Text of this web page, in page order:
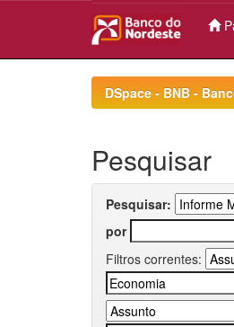
DSpace - BNB -
Pesquisar
Pesquisar:
por
Filtros correntes: